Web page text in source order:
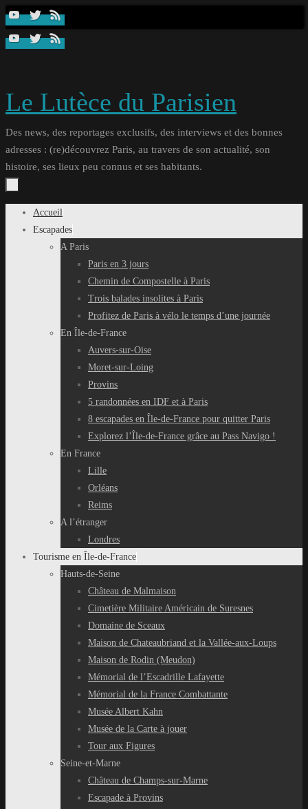
Passer
contenu
Le Lutèce du Parisien
Des news, des reportages exclusifs, des interviews et des bonnes
adresses : (re)découvrez Paris, au travers de son actualité, son
histoire, ses lieux peu connus et ses habitants.
Passer
Accueil
Escapades
A Paris
Paris en 3 jours
Chemin de Compostelle à Paris
Trois balades insolites à Paris
Profitez de Paris à vélo le temps d’une journée
En Île-de-France
Auvers-sur-Oise
Moret-sur-Loing
Provins
5 randonnées en IDF et à Paris
8 escapades en Île-de-France pour quitter Paris
Explorez l’Île-de-France grâce au Pass Navigo !
En France
Lille
Orléans
Reims
A l’étranger
Londres
Tourisme en Île-de-France
Hauts-de-Seine
Château de Malmaison
Cimetière Militaire Américain de Suresnes
Domaine de Sceaux
Maison de Chateaubriand et la Vallée-aux-Loups
Maison de Rodin (Meudon)
Mémorial de l’Escadrille Lafayette
Mémorial de la France Combattante
Musée Albert Kahn
Musée de la Carte à jouer
Tour aux Figures
Seine-et-Marne
Château de Champs-sur-Marne
Escapade à Provins